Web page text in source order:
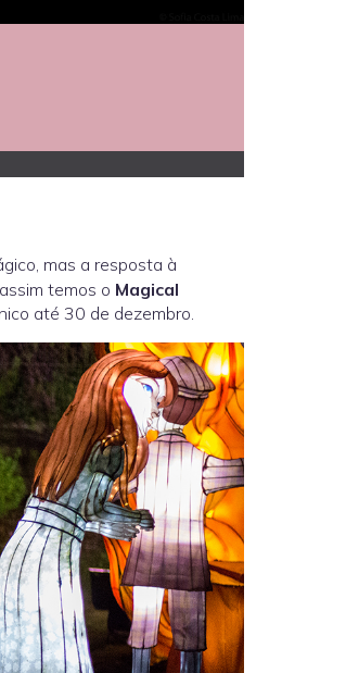
mas a resposta à
temos o Magical
até 30 de dezembro.